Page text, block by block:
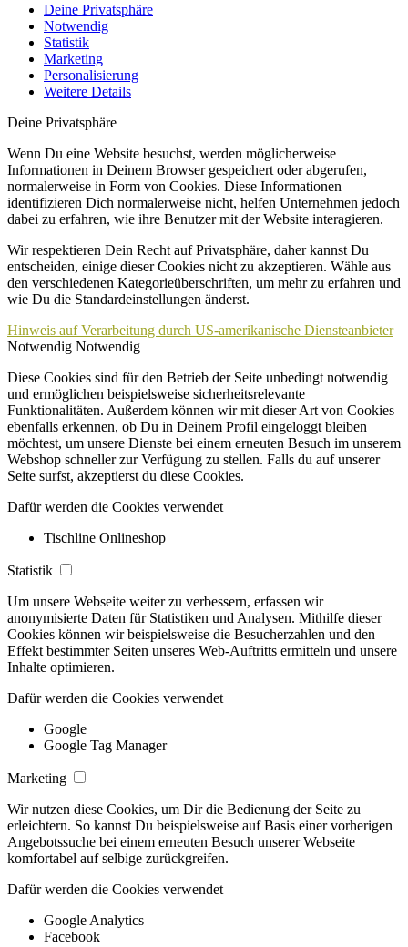
Deine Privatsphäre
Notwendig
Statistik
Marketing
Personalisierung
Weitere Details
Deine Privatsphäre
Wenn Du eine Website besuchst, werden möglicherweise
Informationen in Deinem Browser gespeichert oder abgerufen,
normalerweise in Form von Cookies. Diese Informationen
identifizieren Dich normalerweise nicht, helfen Unternehmen jedoch
dabei zu erfahren, wie ihre Benutzer mit der Website interagieren.
Wir respektieren Dein Recht auf Privatsphäre, daher kannst Du
entscheiden, einige dieser Cookies nicht zu akzeptieren. Wähle aus
den verschiedenen Kategorieüberschriften, um mehr zu erfahren und
wie Du die Standardeinstellungen änderst.
Hinweis auf Verarbeitung durch US-amerikanische Diensteanbieter
Notwendig Notwendig
Diese Cookies sind für den Betrieb der Seite unbedingt notwendig
und ermöglichen beispielsweise sicherheitsrelevante
Funktionalitäten. Außerdem können wir mit dieser Art von Cookies
ebenfalls erkennen, ob Du in Deinem Profil eingeloggt bleiben
möchtest, um unsere Dienste bei einem erneuten Besuch im unserem
Webshop schneller zur Verfügung zu stellen. Falls du auf unserer
Seite surfst, akzeptierst du diese Cookies.
Dafür werden die Cookies verwendet
Tischline Onlineshop
Statistik
Um unsere Webseite weiter zu verbessern, erfassen wir
anonymisierte Daten für Statistiken und Analysen. Mithilfe dieser
Cookies können wir beispielsweise die Besucherzahlen und den
Effekt bestimmter Seiten unseres Web-Auftritts ermitteln und unsere
Inhalte optimieren.
Dafür werden die Cookies verwendet
Google
Google Tag Manager
Marketing
Wir nutzen diese Cookies, um Dir die Bedienung der Seite zu
erleichtern. So kannst Du beispielsweise auf Basis einer vorherigen
Angebotssuche bei einem erneuten Besuch unserer Webseite
komfortabel auf selbige zurückgreifen.
Dafür werden die Cookies verwendet
Google Analytics
Facebook